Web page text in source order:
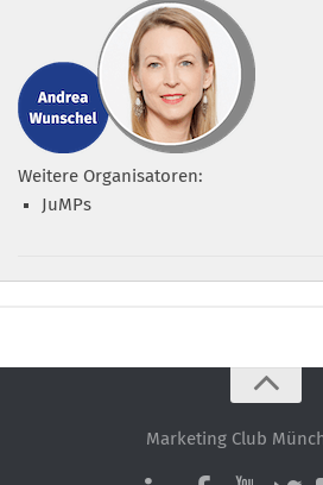
Weitere Organisatoren:
JuMPs
Datenschutz – ganz einfach!
Datenschutzerklärung
Marketing Club